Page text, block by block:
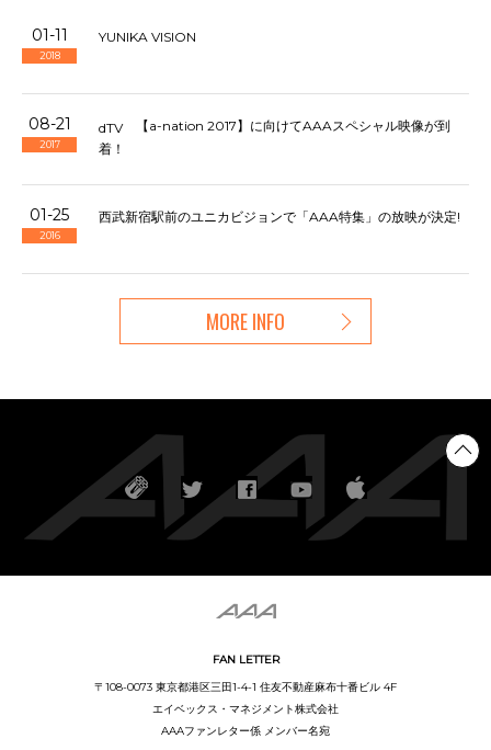
01-11
2018
YUNIKA VISION
08-21
2017
dTV
【a-nation 2017】に向けてAAAスペシャル映像が到
着！
01-25
2016
西武新宿駅前のユニカビジョンで「AAA特集」の放映が決定!
MORE INFO
FAN LETTER
〒108-0073 東京都港区三田1-4-1 住友不動産麻布十番ビル 4F
エイベックス・マネジメント株式会社
AAAファンレター係 メンバー名宛